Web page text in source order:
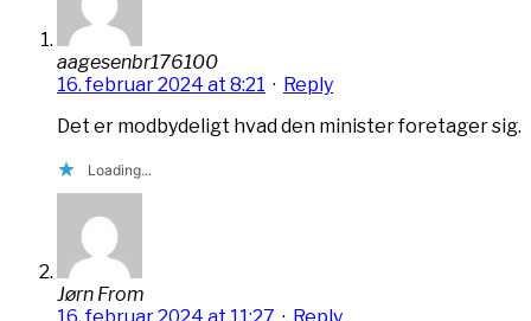
aagesenbr176100
16. februar 2024 at 8:21 · Reply
Det er modbydeligt hvad den minister foretager sig.
Loading...
Jørn From
16. februar 2024 at 11:27 · Reply